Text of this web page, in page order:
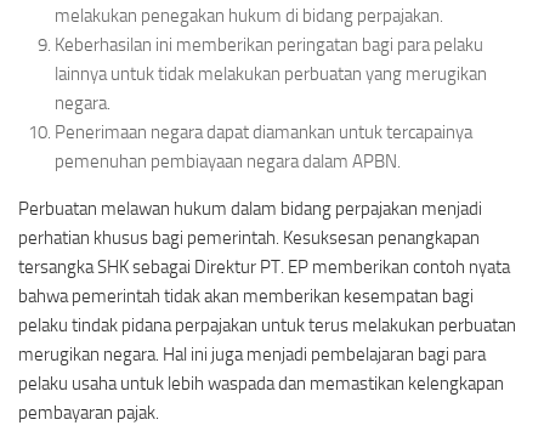
melakukan penegakan hukum di bidang perpajakan.
Keberhasilan ini memberikan peringatan bagi para pelaku
lainnya untuk tidak melakukan perbuatan yang merugikan
negara.
Penerimaan negara dapat diamankan untuk tercapainya
pemenuhan pembiayaan negara dalam APBN.
Perbuatan melawan hukum dalam bidang perpajakan menjadi
perhatian khusus bagi pemerintah. Kesuksesan penangkapan
tersangka SHK sebagai Direktur PT. EP memberikan contoh nyata
bahwa pemerintah tidak akan memberikan kesempatan bagi
pelaku tindak pidana perpajakan untuk terus melakukan perbuatan
merugikan negara. Hal ini juga menjadi pembelajaran bagi para
pelaku usaha untuk lebih waspada dan memastikan kelengkapan
pembayaran pajak.